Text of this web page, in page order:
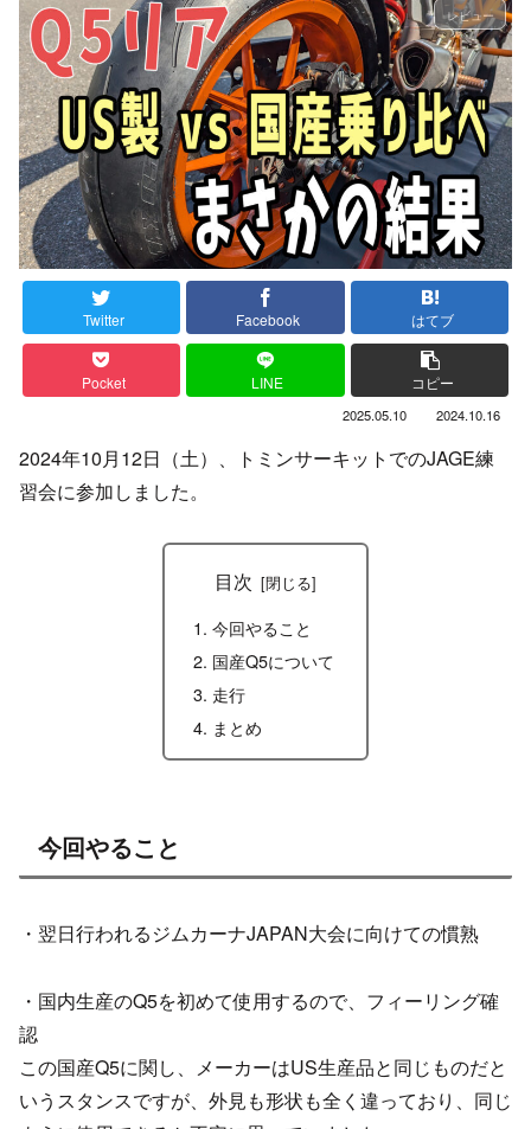
レビュー
Twitter Facebook はてブ
Pocket LINE コピー
2025.05.10 2024.10.16
2024年10月12日（土）、トミンサーキットでのJAGE練
習会に参加しました。
目次
今回やること
国産Q5について
走行
まとめ
今回やること
・翌日行われるジムカーナJAPAN大会に向けての慣熟
・国内生産のQ5を初めて使用するので、フィーリング確
認
この国産Q5に関し、メーカーはUS生産品と同じものだと
いうスタンスですが、外見も形状も全く違っており、同じ